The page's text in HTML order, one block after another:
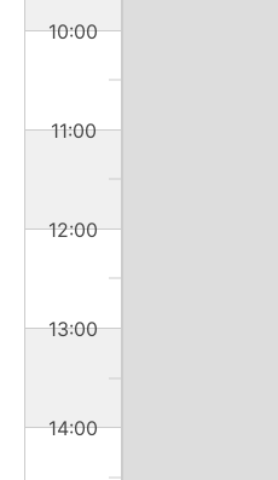
10:00
11:00
12:00
13:00
14:00